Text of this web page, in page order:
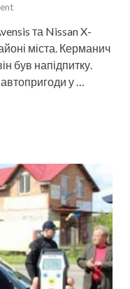
та Nissan X-
міста. Керманич
був напідпитку.
у …